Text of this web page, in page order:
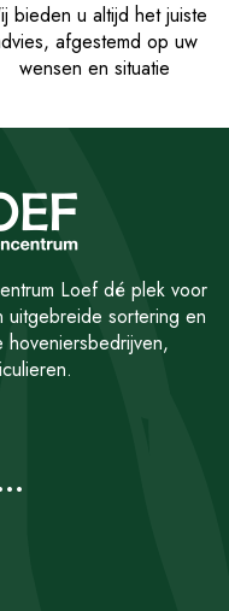
bieden u altijd het juiste
afgestemd op uw
wensen en situatie
Loef dé plek voor
uitgebreide sortering en